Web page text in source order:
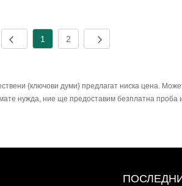
1 2
{ключови думи} предлагат ниска цена.
нужда, ние ще предоставим безплатна проба